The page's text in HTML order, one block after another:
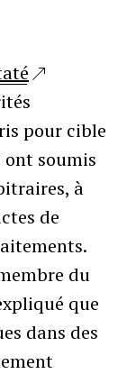
pour cible
ont soumis
à
de
du
que
dans des